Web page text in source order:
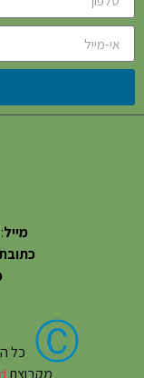
מייל:
Ⓒ כל